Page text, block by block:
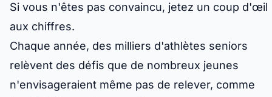
Si vous n'êtes pas convaincu, jetez un coup d'œil
aux chiffres.
Chaque année, des milliers d'athlètes seniors
relèvent des défis que de nombreux jeunes
n'envisageraient même pas de relever, comme